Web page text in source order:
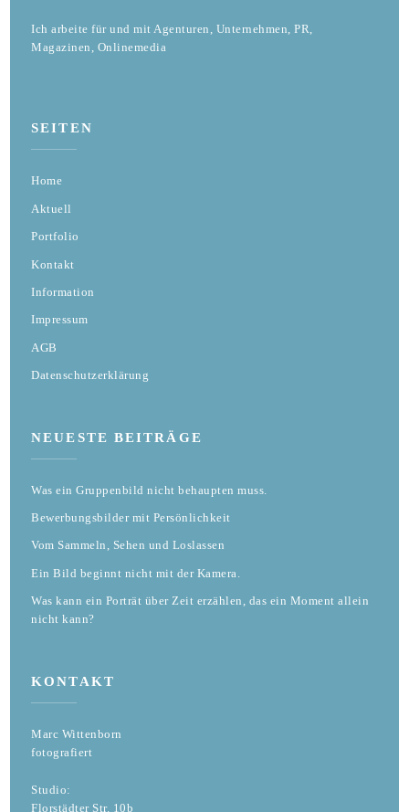
Ich arbeite für und mit Agenturen, Unternehmen, PR,
Magazinen, Onlinemedia
SEITEN
Home
Aktuell
Portfolio
Kontakt
Information
Impressum
AGB
Datenschutzerklärung
NEUESTE BEITRÄGE
Was ein Gruppenbild nicht behaupten muss.
Bewerbungsbilder mit Persönlichkeit
Vom Sammeln, Sehen und Loslassen
Ein Bild beginnt nicht mit der Kamera.
Was kann ein Porträt über Zeit erzählen, das ein Moment allein
nicht kann?
KONTAKT
Marc Wittenborn
fotografiert
Studio:
Florstädter Str. 10b